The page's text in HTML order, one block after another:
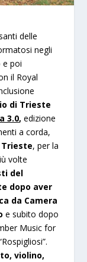
delle
negli
e poi
il Royal
di Trieste
3.0,edizione
a corda,
Trieste, per la
volte
del
dopo aver
da Camera
e subito dopo
Music for
violino,